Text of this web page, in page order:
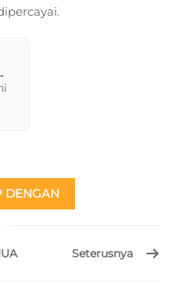
DENGAN
Seterusnya